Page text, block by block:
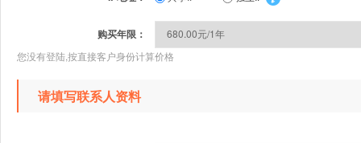
购买年限：
您没有登陆,按直接客户身份计算价格
请填写联系人资料